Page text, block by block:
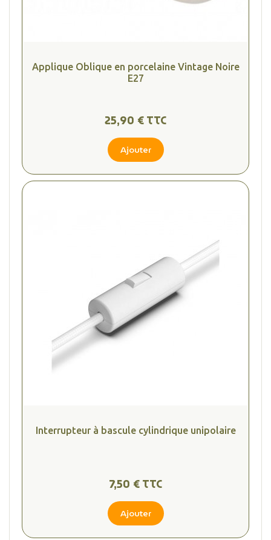
Applique Oblique en porcelaine Vintage Noire
E27
25,90 € TTC
Ajouter
Interrupteur à bascule cylindrique unipolaire
7,50 € TTC
Ajouter